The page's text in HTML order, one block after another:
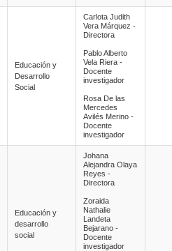
Educación y
Desarrollo
Social
Carlota Judith
Vera Márquez -
Directora
Pablo Alberto
Vela Riera -
Docente
investigador
Rosa De las
Mercedes
Avilés Merino -
Docente
investigador
Educación y
desarrollo
social
Johana
Alejandra Olaya
Reyes -
Directora
Zoraida
Nathalie
Landeta
Bejarano -
Docente
investigador